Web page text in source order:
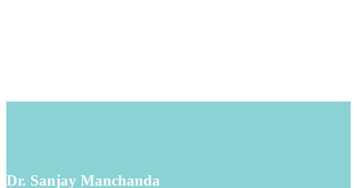
Dr. Sanjay Manchanda